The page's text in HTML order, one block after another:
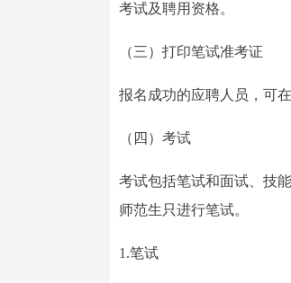
考试及聘用资格。
（三）打印笔试准考证
报名成功的应聘人员，可
（四）考试
考试包括笔试和面试、技
师范生只进行笔试。
1.笔试